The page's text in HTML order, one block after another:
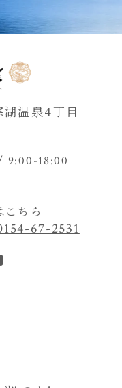
温泉4丁目
9:00-18:00
こちら
67-2531